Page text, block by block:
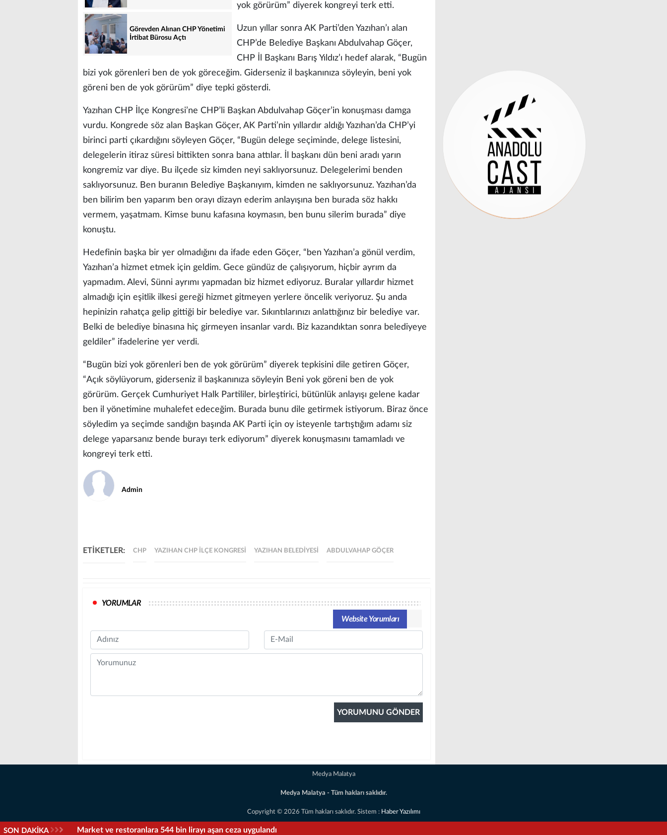
Görevden Alınan CHP Yönetimi
İrtibat Bürosu Açtı
yok görürüm” diyerek kongreyi terk etti.
Uzun yıllar sonra AK Parti’den Yazıhan’ı alan
CHP’de Belediye Başkanı Abdulvahap Göçer,
CHP İl Başkanı Barış Yıldız’ı hedef alarak, “Bugün
bizi yok görenleri ben de yok göreceğim. Giderseniz il başkanınıza söyleyin, beni yok
göreni ben de yok görürüm” diye tepki gösterdi.
Yazıhan CHP İlçe Kongresi’ne CHP’li Başkan Abdulvahap Göçer’in konuşması damga
vurdu. Kongrede söz alan Başkan Göçer, AK Parti’nin yıllardır aldığı Yazıhan’da CHP’yi
birinci parti çıkardığını söyleyen Göçer, “Bugün delege seçiminde, delege listesini,
delegelerin itiraz süresi bittikten sonra bana attılar. İl başkanı dün beni aradı yarın
kongremiz var diye. Bu ilçede siz kimden neyi saklıyorsunuz. Delegelerimi benden
saklıyorsunuz. Ben buranın Belediye Başkanıyım, kimden ne saklıyorsunuz. Yazıhan’da
ben bilirim ben yaparım ben orayı dizayn ederim anlayışına ben burada söz hakkı
vermem, yaşatmam. Kimse bunu kafasına koymasın, ben bunu silerim burada” diye
konuştu.
Hedefinin başka bir yer olmadığını da ifade eden Göçer, “ben Yazıhan’a gönül verdim,
Yazıhan’a hizmet etmek için geldim. Gece gündüz de çalışıyorum, hiçbir ayrım da
yapmadım. Alevi, Sünni ayrımı yapmadan biz hizmet ediyoruz. Buralar yıllardır hizmet
almadığı için eşitlik ilkesi gereği hizmet gitmeyen yerlere öncelik veriyoruz. Şu anda
hepinizin rahatça gelip gittiği bir belediye var. Sıkıntılarınızı anlattığınız bir belediye var.
Belki de belediye binasına hiç girmeyen insanlar vardı. Biz kazandıktan sonra belediyeye
geldiler” ifadelerine yer verdi.
“Bugün bizi yok görenleri ben de yok görürüm” diyerek tepkisini dile getiren Göçer,
“Açık söylüyorum, giderseniz il başkanınıza söyleyin Beni yok göreni ben de yok
görürüm. Gerçek Cumhuriyet Halk Partililer, birleştirici, bütünlük anlayışı gelene kadar
ben il yönetimine muhalefet edeceğim. Burada bunu dile getirmek istiyorum. Biraz önce
söyledim ya seçimde sandığın başında AK Parti için oy isteyenle tartıştığım adamı siz
delege yaparsanız bende burayı terk ediyorum” diyerek konuşmasını tamamladı ve
kongreyi terk etti.
Admin
ETİKETLER: CHP YAZIHAN CHP İLÇE KONGRESI YAZIHAN BELEDIYESI ABDULVAHAP GÖÇER
YORUMLAR
Website Yorumları
Name Email
Comment
Medya Malatya
Medya Malatya - Tüm hakları saklıdır.
Copyright © 2026 Tüm hakları saklıdır. Sistem : Haber Yazılımı
SON DAKİKA Market ve restoranlara 544 bin lirayı aşan ceza uygulandı